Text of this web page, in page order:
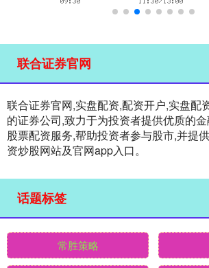
联合证券官网
联合证券官网,实盘配资,配资开户,实盘配
的证券公司,致力于为投资者提供优质的
股票配资服务,帮助投资者参与股市,并提
资炒股网站及官网app入口。
话题标签
常胜策略